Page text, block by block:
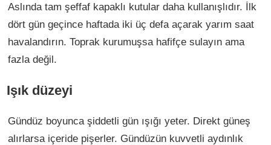
Aslında tam şeffaf kapaklı kutular daha kullanışlıdır. İlk
dört gün geçince haftada iki üç defa açarak yarım saat
havalandırın. Toprak kurumuşsa hafifçe sulayın ama
fazla değil.
Işık düzeyi
Gündüz boyunca şiddetli gün ışığı yeter. Direkt güneş
alırlarsa içeride pişerler. Gündüzün kuvvetli aydınlık